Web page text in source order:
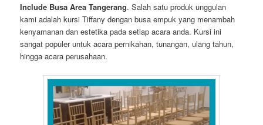
Include Busa Area Tangerang. Salah satu produk unggulan
kami adalah kursi Tiffany dengan busa empuk yang menambah
kenyamanan dan estetika pada setiap acara anda. Kursi ini
sangat populer untuk acara pernikahan, tunangan, ulang tahun,
hingga acara perusahaan.